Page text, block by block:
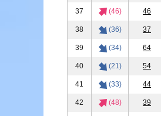
37 (46) 46
38 (36) 37
39 (34) 64
40 (21) 54
41 (33) 44
42 (48) 39